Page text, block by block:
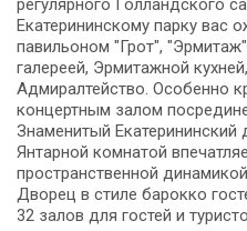
Екатерининскому парку вас
павильоном "Грот",
галереей, Эрмитажной
Адмиралтейство. Особенно
концертным залом
Знаменитый Екатерининский
Янтарной комнатой
пространственной
Дворец в стиле барокко
32 залов для гостей и